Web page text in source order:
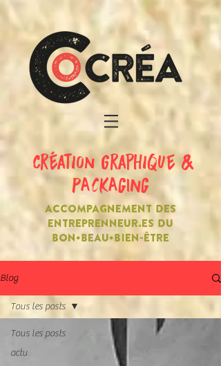
création graphique &
PACKAGING
ACCOMPAGNEMENT DES
ENTREPRENNEUR.ES DU
BON•BEAU•BIEN-ÊTRE
Blog
Tous les posts
actu
Tous les posts